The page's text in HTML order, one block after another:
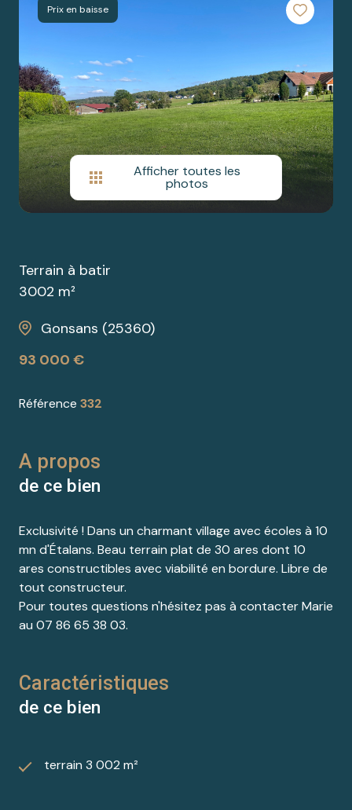
SAONE
cherchez
nos
partenaires
nous
contacter
Prix en baisse
Afficher toutes les
photos
Terrain à batir
3002 m²
Gonsans (25360)
93 000 €
Référence 332
A propos
de ce bien
Exclusivité ! Dans un charmant village avec écoles à 10
mn d'Étalans. Beau terrain plat de 30 ares dont 10
ares constructibles avec viabilité en bordure. Libre de
tout constructeur.
Pour toutes questions n'hésitez pas à contacter Marie
au 07 86 65 38 03.
Caractéristiques
de ce bien
terrain 3 002 m²